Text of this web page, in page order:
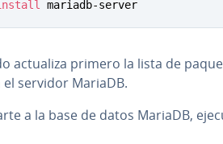
mariadb-server
actualiza primero la lista de
servidor MariaDB.
a la base de datos MariaDB,